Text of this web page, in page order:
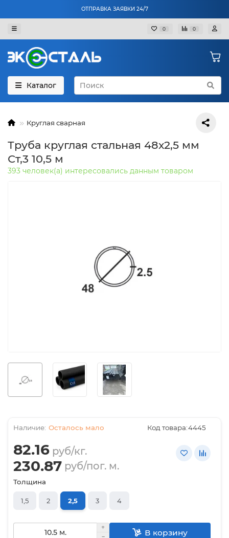
ОТПРАВКА ЗАЯВКИ 24/7
0 0
Каталог
Круглая сварная
Труба круглая стальная 48х2,5 мм
Ст,3 10,5 м
393 человек(а) интересовались данным товаром
Осталось мало Код товара:4445
82.16 руб/кг.
230.87 руб/пог. м.
Толщина
1,5 2 2,5 3 4
В корзину